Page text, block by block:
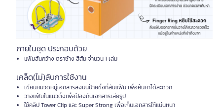
ภายในชุด ประกอบด้วย
แฟ้มสันกว้าง ตราช้าง สีส้ม จำนวน 1 เล่ม
เคล็ด(ไม่)ลับการใช้งาน
เขียนหมวดหมู่เอกสารลงบนป้ายชื่อที่สันแฟ้ม เพื่อค้นหาได้สะดวก
วางแฟ้มในแนวตั้งเพื่อป้องกันเอกสารเสียรูป
ใช้คลิป Tower Clip และ Super Strong เพื่อเก็บเอกสารให้แน่นหนา